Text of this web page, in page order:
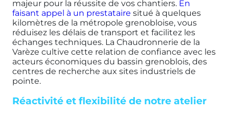
majeur pour la réussite de vos chantiers. En
faisant appel à un prestataire situé à quelques
kilomètres de la métropole grenobloise, vous
réduisez les délais de transport et facilitez les
échanges techniques. La Chaudronnerie de la
Varèze cultive cette relation de confiance avec les
acteurs économiques du bassin grenoblois, des
centres de recherche aux sites industriels de
pointe.
Réactivité et flexibilité de notre atelier